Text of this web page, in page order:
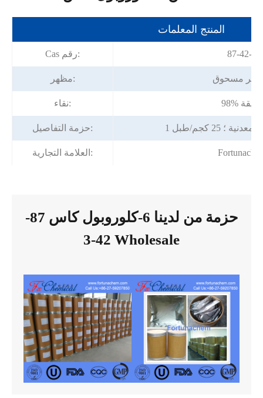
المنتج المعلمات
Cas رقم: 87-42-3
مظهر: مسحوق
نقاء: 98% دقيقة
حزمة التفاصيل: ؛ 25 كجم/طبل
العلامة التجارية:
حزمة من لدينا 6-كلوروبول كاس 87-
42-3 Wholesale